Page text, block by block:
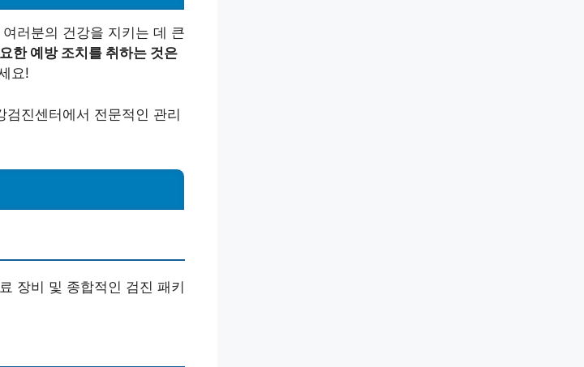
러분의 건강을 지키는 데 큰
한 예방 조치를 취하는 것은
요!
진센터에서 전문적인 관리
장비 및 종합적인 검진 패키